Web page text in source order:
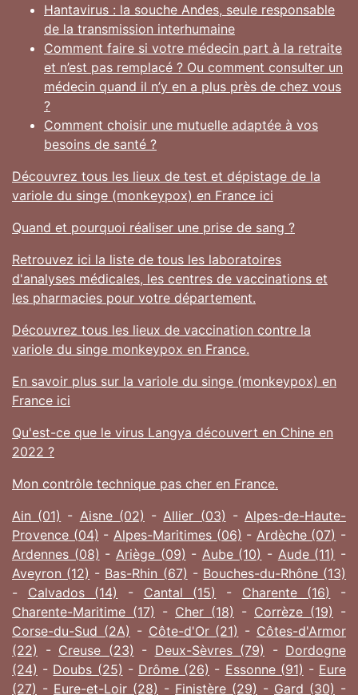
Hantavirus : la souche Andes, seule responsable
de la transmission interhumaine
Comment faire si votre médecin part à la retraite
et n’est pas remplacé ? Ou comment consulter un
médecin quand il n’y en a plus près de chez vous
?
Comment choisir une mutuelle adaptée à vos
besoins de santé ?
Découvrez tous les lieux de test et dépistage de la
variole du singe (monkeypox) en France ici
Quand et pourquoi réaliser une prise de sang ?
Retrouvez ici la liste de tous les laboratoires
d'analyses médicales, les centres de vaccinations et
les pharmacies pour votre département.
Découvrez tous les lieux de vaccination contre la
variole du singe monkeypox en France.
En savoir plus sur la variole du singe (monkeypox) en
France ici
Qu'est-ce que le virus Langya découvert en Chine en
2022 ?
Mon contrôle technique pas cher en France.
Ain (01) - Aisne (02) - Allier (03) - Alpes-de-Haute-
Provence (04) - Alpes-Maritimes (06) - Ardèche (07) -
Ardennes (08) - Ariège (09) - Aube (10) - Aude (11) -
Aveyron (12) - Bas-Rhin (67) - Bouches-du-Rhône (13)
- Calvados (14) - Cantal (15) - Charente (16)
-
Charente-Maritime (17) - Cher (18) - Corrèze (19) -
Corse-du-Sud (2A) - Côte-d'Or (21) - Côtes-d'Armor
(22) - Creuse (23) - Deux-Sèvres (79) - Dordogne
(24) - Doubs (25) - Drôme (26) - Essonne (91) - Eure
(27) - Eure-et-Loir (28) - Finistère (29) - Gard (30) -